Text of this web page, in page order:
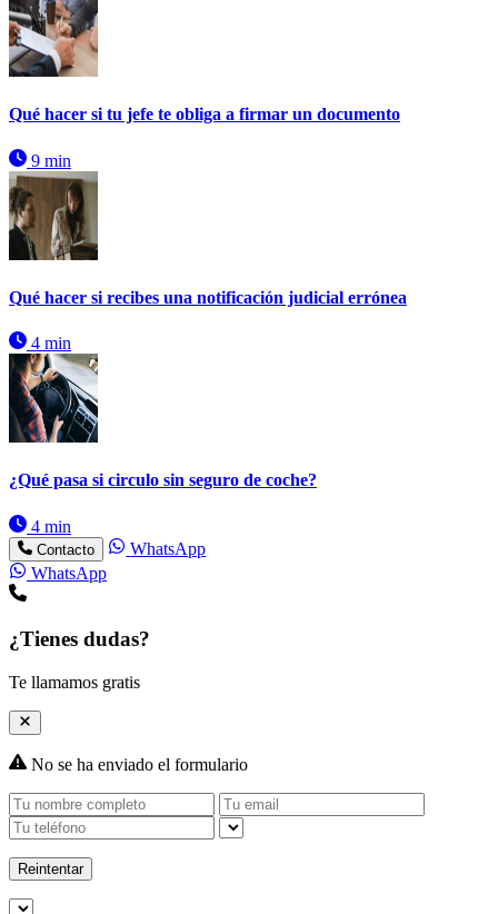
Qué hacer si tu jefe te obliga a firmar un documento
9 min
Qué hacer si recibes una notificación judicial errónea
4 min
¿Qué pasa si circulo sin seguro de coche?
4 min
Contacto
WhatsApp
WhatsApp
¿Tienes dudas?
Te llamamos gratis
No se ha enviado el formulario
Reintentar